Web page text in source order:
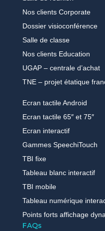
Nos clients Corporate
Dossier visioconférence
Salle de classe
Nos clients Education
UGAP – centrale d’achat
TNE – projet étatique
Ecran tactile Android
Ecran tactile 65″ et 75″
Ecran interactif
Gammes SpeechiTouch
TBI fixe
Tableau blanc interactif
TBI mobile
Tableau numérique
Points forts affichage
FAQs